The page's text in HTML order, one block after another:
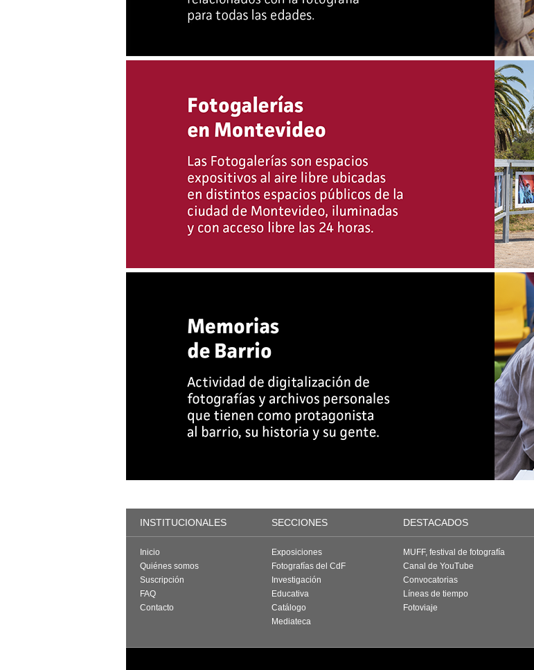
INSTITUCIONALES SECCIONES DESTACADOS
Inicio
Quiénes somos
Suscripción
FAQ
Contacto
Exposiciones
Fotografías del CdF
Investigación
Educativa
Catálogo
Mediateca
MUFF, festival de fotografía
Canal de YouTube
Convocatorias
Líneas de tiempo
Fotoviaje